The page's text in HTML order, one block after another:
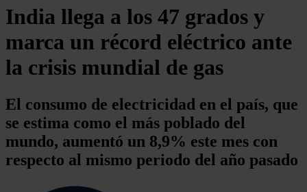
India llega a los 47 grados y
marca un récord eléctrico ante
la crisis mundial de gas
El consumo de electricidad en el país, que
se estima como el más poblado del
mundo, aumentó un 8,9% este mes con
respecto al mismo periodo del año pasado